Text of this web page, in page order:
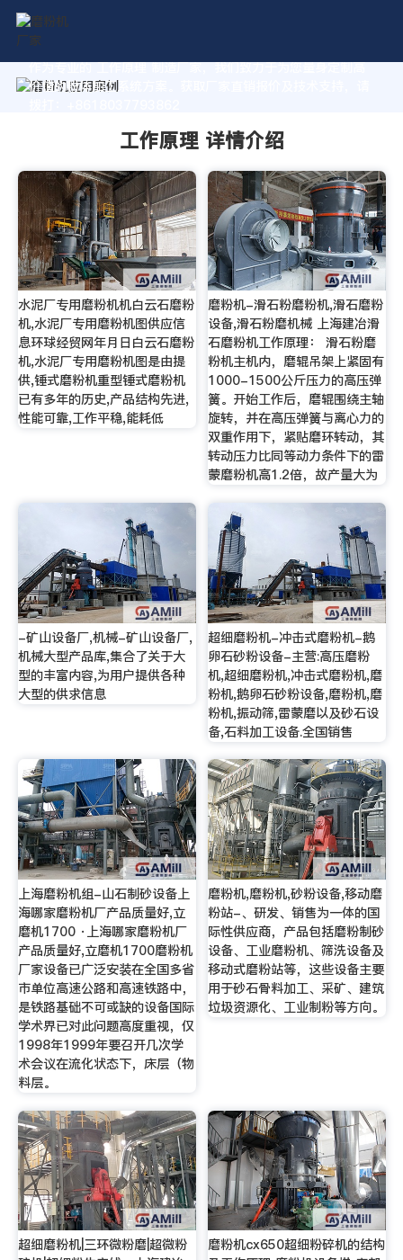
作为专业的 工作原理 制造厂家，我们致力于为您量身定制高
价值的粉体加工系统方案。获取厂家直销报价及技术支持，请
工作原理 详情介绍
水泥厂专用磨粉机机白云石磨粉
机,水泥厂专用磨粉机图供应信
息环球经贸网年月日白云石磨粉
机,水泥厂专用磨粉机图是由提
供,锤式磨粉机重型锤式磨粉机
已有多年的历史,产品结构先进,
性能可靠,工作平稳,能耗低
磨粉机-滑石粉磨粉机,滑石磨粉
设备,滑石粉磨机械 上海建冶滑
石磨粉机工作原理： 滑石粉磨
粉机主机内，磨辊吊架上紧固有
1000-1500公斤压力的高压弹
簧。开始工作后，磨辊围绕主轴
旋转，并在高压弹簧与离心力的
双重作用下，紧贴磨环转动，其
转动压力比同等动力条件下的雷
蒙磨粉机高1.2倍，故产量大为
-矿山设备厂,机械-矿山设备厂,
机械大型产品库,集合了关于大
型的丰富内容,为用户提供各种
大型的供求信息
超细磨粉机-冲击式磨粉机-鹅
卵石砂粉设备-主营:高压磨粉
机,超细磨粉机,冲击式磨粉机,磨
粉机,鹅卵石砂粉设备,磨粉机,磨
粉机,振动筛,雷蒙磨以及砂石设
备,石料加工设备.全国销售
上海磨粉机组-山石制砂设备上
海哪家磨粉机厂产品质量好,立
磨机1700 ·上海哪家磨粉机厂
产品质量好,立磨机1700磨粉机
厂家设备已广泛安装在全国多省
市单位高速公路和高速铁路中，
是铁路基础不可或缺的设备国际
学术界已对此问题高度重视，仅
1998年1999年要召开几次学
术会议在流化状态下，床层（物
料层。
磨粉机,磨粉机,砂粉设备,移动磨
粉站-、研发、销售为一体的国
际性供应商，产品包括磨粉制砂
设备、工业磨粉机、筛洗设备及
移动式磨粉站等，这些设备主要
用于砂石骨料加工、采矿、建筑
垃圾资源化、工业制粉等方向。
超细磨粉机|三环微粉磨|超微粉
磨粉机cx650超细粉碎机的结构